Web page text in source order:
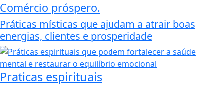
Comércio próspero.
Práticas místicas que ajudam a atrair boas
energias, clientes e prosperidade
Praticas espirituais